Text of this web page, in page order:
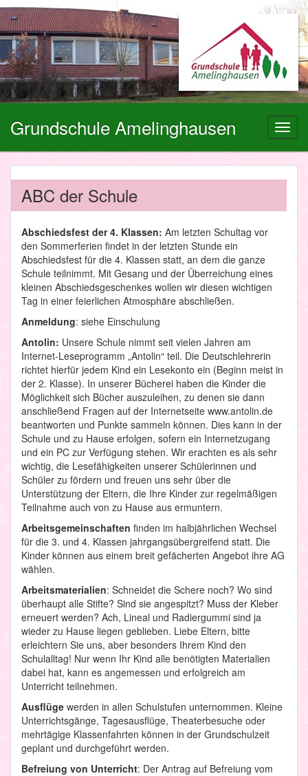
Grundschule Amelinghausen
ABC der Schule
Abschiedsfest der 4. Klassen: Am letzten Schultag vor
den Sommerferien findet in der letzten Stunde ein
Abschiedsfest für die 4. Klassen statt, an dem die ganze
Schule teilnimmt. Mit Gesang und der Überreichung eines
kleinen Abschiedsgeschenkes wollen wir diesen wichtigen
Tag in einer feierlichen Atmosphäre abschließen.
Anmeldung: siehe Einschulung
Antolin: Unsere Schule nimmt seit vielen Jahren am
Internet-Leseprogramm „Antolin“ teil. Die Deutschlehrerin
richtet hierfür jedem Kind ein Lesekonto ein (Beginn meist in
der 2. Klasse). In unserer Bücherei haben die Kinder die
Möglichkeit sich Bücher auszuleihen, zu denen sie dann
anschließend Fragen auf der Internetseite www.antolin.de
beantworten und Punkte sammeln können. Dies kann in der
Schule und zu Hause erfolgen, sofern ein Internetzugang
und ein PC zur Verfügung stehen. Wir erachten es als sehr
wichtig, die Lesefähigkeiten unserer Schülerinnen und
Schüler zu fördern und freuen uns sehr über die
Unterstützung der Eltern, die Ihre Kinder zur regelmäßigen
Teilnahme auch von zu Hause aus ermuntern.
Arbeitsgemeinschaften finden im halbjährlichen Wechsel
für die 3. und 4. Klassen jahrgangsübergreifend statt. Die
Kinder können aus einem breit gefächerten Angebot ihre AG
wählen.
Arbeitsmaterialien: Schneidet die Schere noch? Wo sind
überhaupt alle Stifte? Sind sie angespitzt? Muss der Kleber
erneuert werden? Ach, Lineal und Radiergummi sind ja
wieder zu Hause liegen geblieben. Liebe Eltern, bitte
erleichtern Sie uns, aber besonders Ihrem Kind den
Schulalltag! Nur wenn Ihr Kind alle benötigten Materialien
dabei hat, kann es angemessen und erfolgreich am
Unterricht teilnehmen.
Ausflüge werden in allen Schulstufen unternommen. Kleine
Unterrichtsgänge, Tagesausflüge, Theaterbesuche oder
mehrtägige Klassenfahrten können in der Grundschulzeit
geplant und durchgeführt werden.
Befreiung von Unterricht: Der Antrag auf Befreiung vom